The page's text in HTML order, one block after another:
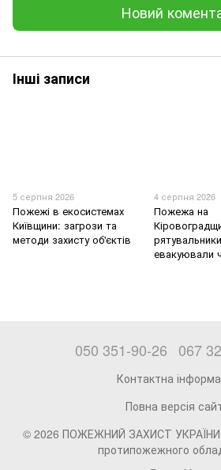
Новий
Інші записи
5 серпня 2026
Пожежі в екосистемах
Київщини: загрози та
методи захисту об'єктів
4 серпня 2026
Пожежа на
евакуювали
050 351-90-26 067
Контактна
Повна версія
© 2026 ПОЖЕЖНИЙ ЗАХИСТ
протипожежного